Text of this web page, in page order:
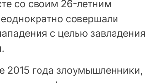
со своим 26-летним
совершали
с целью завладения
2015 года злоумышленники,